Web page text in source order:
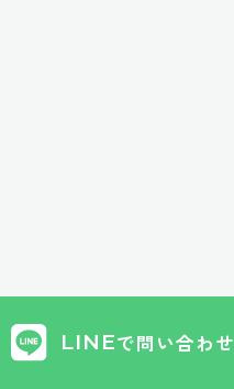
LINEで問い合わせ